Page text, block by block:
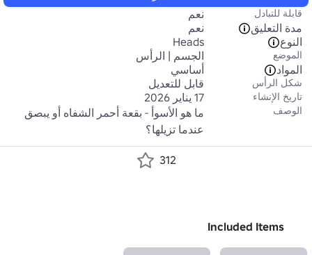
قابلة للتبادل
نعم
مدة التعليق
نعم
النوع
Heads
الموضع
الجسم | الرأس
المواد
أساسي
شكل الرأس قابل للتعديل
تاريخ الإنشاء 17 يناير 2026
الوصف
عندما تزيلها؟
312
Included Items